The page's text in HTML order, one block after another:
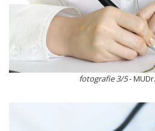
fotografie 3/5-